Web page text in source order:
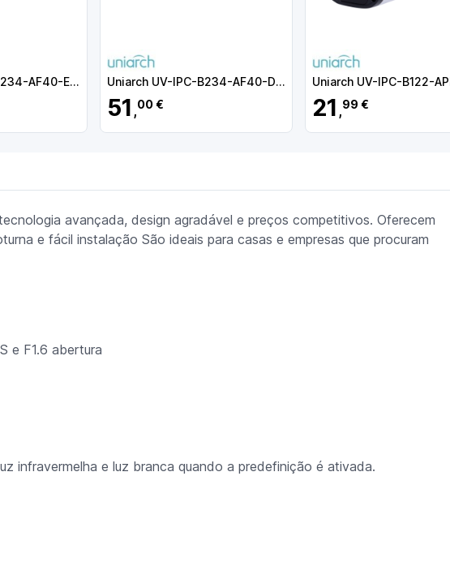
Uniarch UV-IPC-B234-AF40-ECO Uniarch UV-IPC-B234-AF40-DL-ECO
51 ,00 € 21 ,99 €
avançada, design agradável e preços competitivos. Oferecem
e fácil instalação São ideais para casas e empresas que procuram
e F1.6 abertura
infravermelha e luz branca quando a predefinição é ativada.